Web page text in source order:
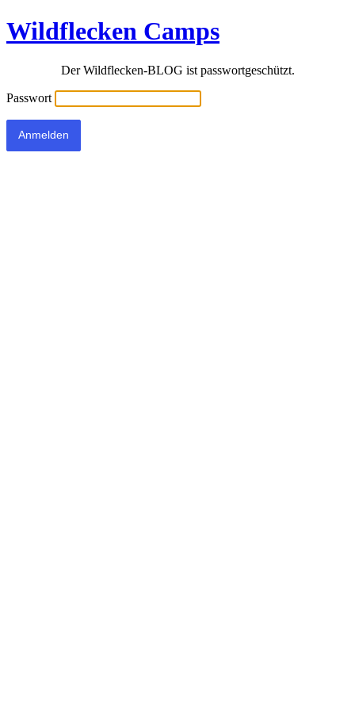
Wildflecken Camps
Der Wildflecken-BLOG ist passwortgeschützt.
Passwort